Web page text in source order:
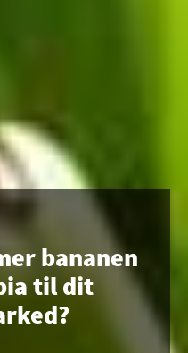
bananen
til dit